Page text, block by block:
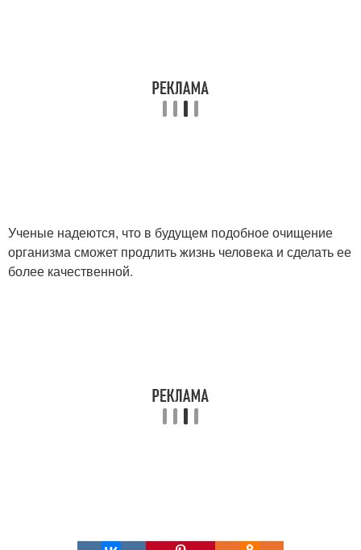
Ученые надеются, что в будущем подобное очищение
организма сможет продлить жизнь человека и сделать ее
более качественной.